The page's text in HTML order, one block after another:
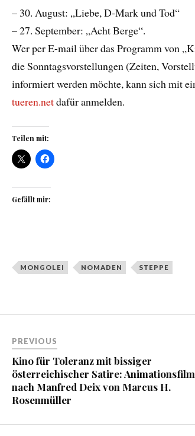
– 30. August: „Liebe, D-Mark und Tod“
– 27. September: „Acht Berge“.
Wer per E-mail über das Programm von
die Sonntagsvorstellungen (Zeiten,
informiert werden möchte, kann sich mit
tueren.netdafür anmelden.
Teilen mit:
Gefällt mir:
MONGOLEI NOMADEN STEPPE
PREVIOUS
Kino für Toleranz mit bissiger
österreichischer Satire: Animationsfilm
nach Manfred Deix von Marcus H.
Rosenmüller